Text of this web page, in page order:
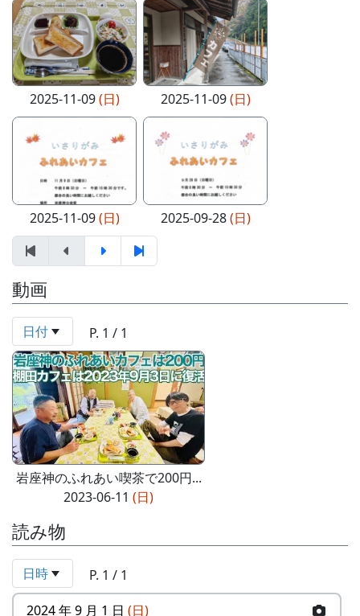
2025-11-09(日) 2025-11-09(日)
2025-11-09(日) 2025-09-28(日)
動画
日付 P. 1 / 1
岩座神のふれあい喫茶で200円...
2023-06-11 (日)
読み物
日時
P. 1 / 1
2024 年 9 月 1 日 (日)